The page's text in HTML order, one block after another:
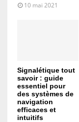
10 mai 2021
Signalétique tout
savoir : guide
essentiel pour
des systèmes de
navigation
efficaces et
intuitifs